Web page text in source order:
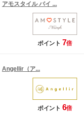
アモスタイル バイ ...
ポイント 7倍
Angellir（ア...
ポイント 6倍